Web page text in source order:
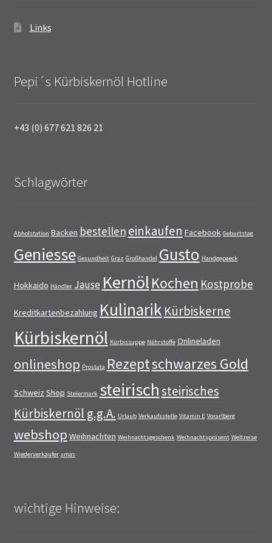
Links
Pepi´s Kürbiskernöl Hotline
+43 (0) 677 621 826 21
Schlagwörter
Abholstation Backen bestellen einkaufen Facebook Geburtstag
Geniesse Gesundheit Graz Großhandel Gusto Handgepaeck
Hokkaido Händler Jause KernölKochen Kostprobe
Kreditkartenbezahlung Kulinarik Kürbiskerne
Kürbiskernöl Kürbissuppe Nährstoffe Onlineladen
onlineshop Prostata Rezeptschwarzes Gold
Schweiz Shop Steiermark steirischsteirisches
Kürbiskernöl g.g.A. Urlaub Verkaufsstelle Vitamin E Vorarlberg
webshop Weihnachten Weihnachtsgeschenk Weihnachtspräsent Weltreise
Wiederverkäufer xmas
wichtige Hinweise: